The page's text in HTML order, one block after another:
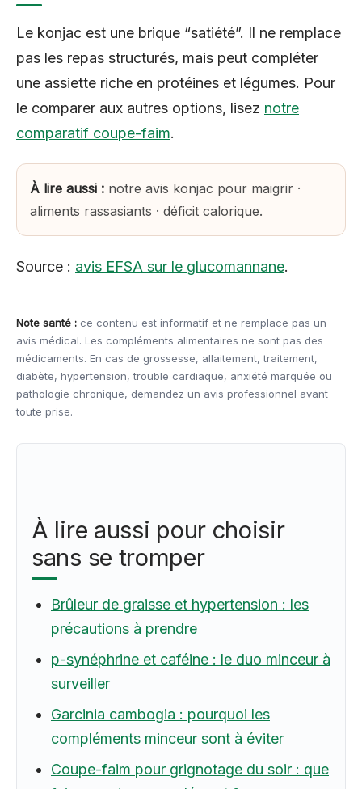
Le konjac est une brique “satiété”. Il ne remplace
pas les repas structurés, mais peut compléter
une assiette riche en protéines et légumes. Pour
le comparer aux autres options, lisez notre
comparatif coupe-faim.
À lire aussi : notre avis konjac pour maigrir ·
aliments rassasiants · déficit calorique.
Source : avis EFSA sur le glucomannane.
Note santé : ce contenu est informatif et ne remplace pas un
avis médical. Les compléments alimentaires ne sont pas des
médicaments. En cas de grossesse, allaitement, traitement,
diabète, hypertension, trouble cardiaque, anxiété marquée ou
pathologie chronique, demandez un avis professionnel avant
toute prise.
À lire aussi pour choisir
sans se tromper
Brûleur de graisse et hypertension : les
précautions à prendre
p-synéphrine et caféine : le duo minceur à
surveiller
Garcinia cambogia : pourquoi les
compléments minceur sont à éviter
Coupe-faim pour grignotage du soir : que